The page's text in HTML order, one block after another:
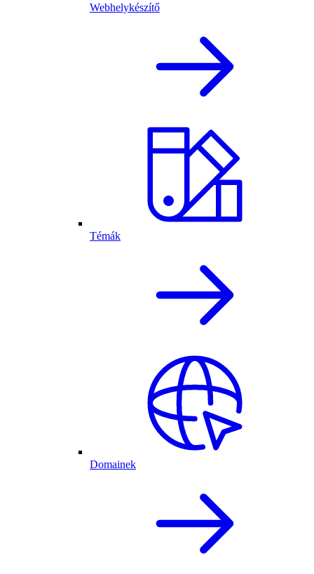
Webhelykészítő
Témák
Domainek